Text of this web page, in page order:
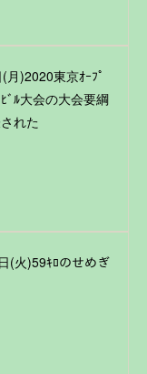
月)2020東京ｵｰﾌﾟ
ﾞﾙ大会の大会要綱
れた
(火)59ｷﾛのせめぎ